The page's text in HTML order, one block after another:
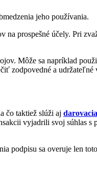
jeho používania.
na prospešné účely. Pri
Môže sa napríklad
zodpovedné a udržateľné
čo taktiež slúži aj
vyjadrili svoj súhlas
podpisu sa overuje len